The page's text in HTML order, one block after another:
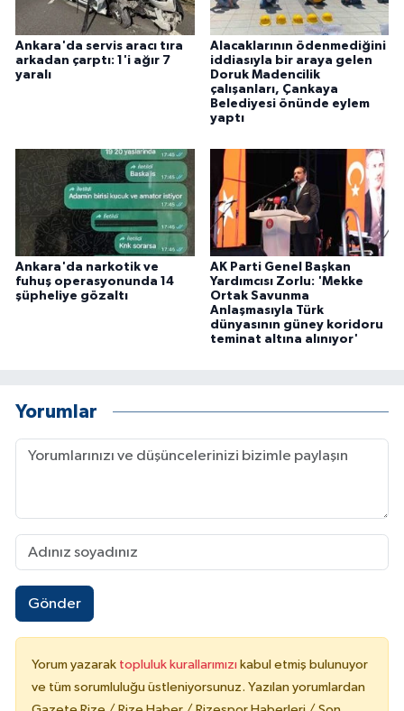
Ankara'da servis aracı tıra
arkadan çarptı: 1'i ağır 7
yaralı
Alacaklarının ödenmediğini
iddiasıyla bir araya gelen
Doruk Madencilik
çalışanları, Çankaya
Belediyesi önünde eylem
yaptı
Ankara'da narkotik ve
fuhuş operasyonunda 14
şüpheliye gözaltı
AK Parti Genel Başkan
Yardımcısı Zorlu: 'Mekke
Ortak Savunma
Anlaşmasıyla Türk
dünyasının güney koridoru
teminat altına alınıyor'
Yorumlar
Gönder
Yorum yazarak topluluk kurallarımızı kabul etmiş bulunuyor
ve tüm sorumluluğu üstleniyorsunuz. Yazılan yorumlardan
YEREL
Yerel Haberler